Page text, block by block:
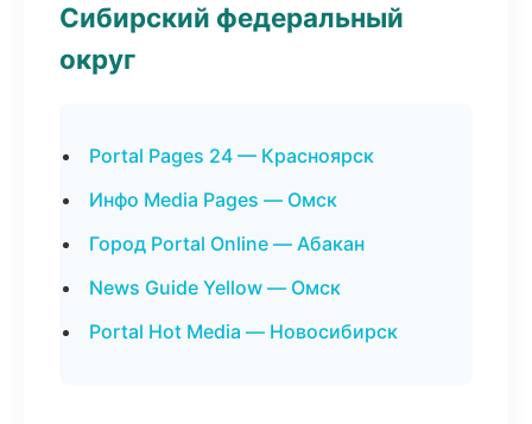
Сибирский федеральный
округ
Portal Pages 24 — Красноярск
Инфо Media Pages — Омск
Город Portal Online — Абакан
News Guide Yellow — Омск
Portal Hot Media — Новосибирск